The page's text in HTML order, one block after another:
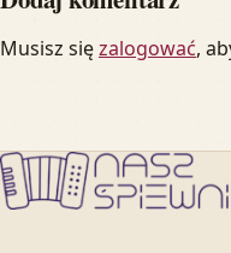
Musisz sięzalogować,